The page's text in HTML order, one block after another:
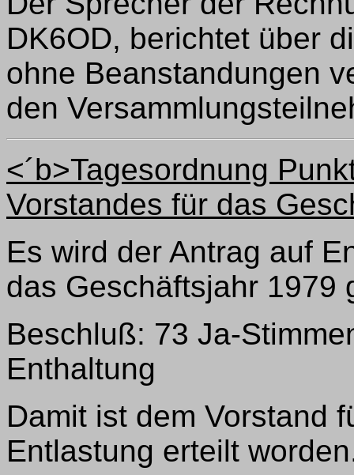
DK6OD, berichtet über
ohne Beanstandungen
den
<´b>Tagesordnung
Vorstandes für das
Es wird der Antrag auf
das Geschäftsjahr 1979
Beschluß: 73 Ja-
Enthaltung
Damit ist dem Vorstand
Entlastung erteilt